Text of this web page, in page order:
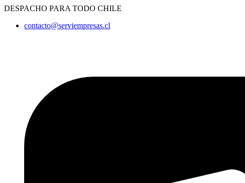
Ir
contenido
DESPACHO PARA TODO CHILE
contacto@serviempresas.cl